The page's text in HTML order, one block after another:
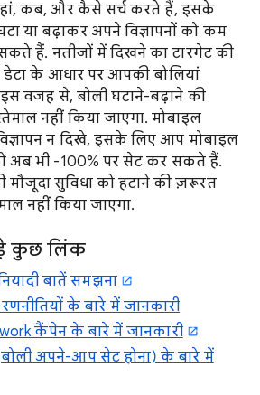
कब, और कैसे सर्च करते हैं, इसके
या बढ़ाकर अपने विज्ञापनों को कम
सकते हैं. नतीजों में दिखने का टारगेट की
के आधार पर आपकी बोलियां
वजह से, बोली घटाने-बढ़ाने की
नहीं किया जाएगा. मोबाइल
न दिखे, इसके लिए आप मोबाइल
अब भी -100% पर सेट कर सकते हैं.
मौजूदा सुविधा को हटाने की ज़रूरत
नहीं किया जाएगा.
कुछ लिंक
बातें समझना
रणनीतियों के बारे में जानकारी
कैंपेन के बारे में जानकारी
अपने-आप सेट होना) के बारे में